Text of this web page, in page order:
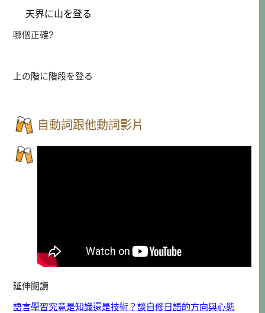
天界に山を登る
哪個正確?
上の階に階段を登る
自動詞跟他動詞影片
延伸閱讀
語言學習究竟是知識還是技術？談自修日語的方向與心態